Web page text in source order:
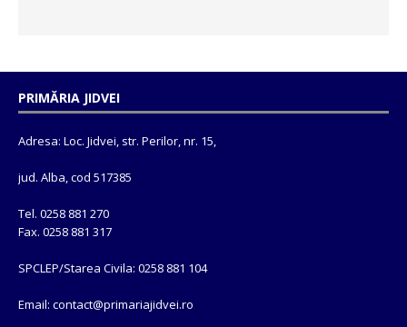
PRIMĂRIA JIDVEI
Adresa: Loc. Jidvei, str. Perilor, nr. 15,
jud. Alba, cod 517385
Tel. 0258 881 270
Fax. 0258 881 317
SPCLEP/Starea Civila: 0258 881 104
Email: contact@primariajidvei.ro